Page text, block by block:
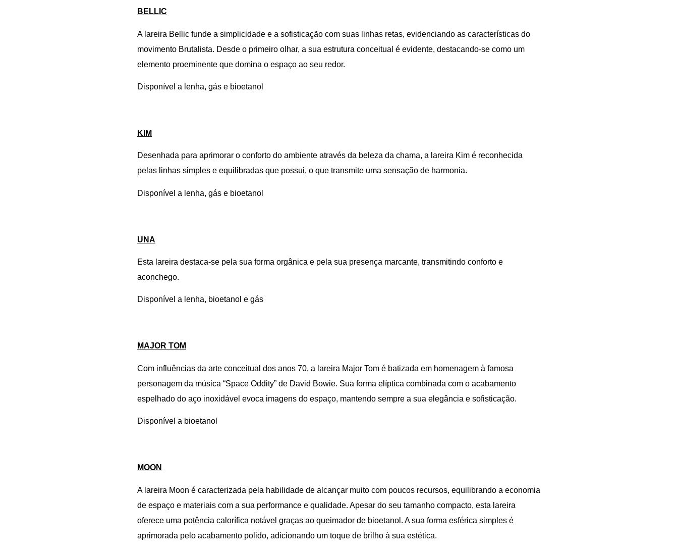
BELLIC
A lareira Bellic funde a simplicidade e a sofisticação com suas linhas retas, evidenciando as características do
movimento Brutalista. Desde o primeiro olhar, a sua estrutura conceitual é evidente, destacando-se como um
elemento proeminente que domina o espaço ao seu redor.
Disponível a lenha, gás e bioetanol
KIM
Desenhada para aprimorar o conforto do ambiente através da beleza da chama, a lareira Kim é reconhecida
pelas linhas simples e equilibradas que possui, o que transmite uma sensação de harmonia.
Disponível a lenha, gás e bioetanol
UNA
Esta lareira destaca-se pela sua forma orgânica e pela sua presença marcante, transmitindo conforto e
aconchego.
Disponível a lenha, bioetanol e gás
MAJOR TOM
Com influências da arte conceitual dos anos 70, a lareira Major Tom é batizada em homenagem à famosa
personagem da música “Space Oddity” de David Bowie. Sua forma elíptica combinada com o acabamento
espelhado do aço inoxidável evoca imagens do espaço, mantendo sempre a sua elegância e sofisticação.
Disponível a bioetanol
MOON
A lareira Moon é caracterizada pela habilidade de alcançar muito com poucos recursos, equilibrando a economia
de espaço e materiais com a sua performance e qualidade. Apesar do seu tamanho compacto, esta lareira
oferece uma potência calorífica notável graças ao queimador de bioetanol. A sua forma esférica simples é
aprimorada pelo acabamento polido, adicionando um toque de brilho à sua estética.